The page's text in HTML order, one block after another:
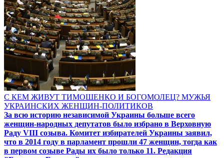
С КЕМ ЖИВУТ ТИМОШЕНКО И БОГОМОЛЕЦ? МУЖЬЯ
УКРАИНСКИХ ЖЕНЩИН-ПОЛИТИКОВ
За всю историю независимой Украины больше всего
женщин-народных депутатов было избрано в Верховную
Раду VIII созыва. Комитет избирателей Украины заявил,
что в 2014 году в парламент прошли 47 женщин, тогда как
в первом созыве Рады их было только 11. Редакция